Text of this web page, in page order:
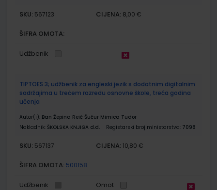
SKU: 567123 CIJENA: 8,00 €
ŠIFRA OMOTA:
Udžbenik
TIPTOES 3; udžbenik za engleski jezik s dodatnim digitalnim
sadržajima u trećem razredu osnovne škole, treća godina
učenja
Autor(i): Ban Žepina Reić Šućur Mimica Tudor
Nakladnik: ŠKOLSKA KNJIGA d.d. Registarski broj ministarstva: 7098
SKU: 567137 CIJENA: 10,80 €
ŠIFRA OMOTA: 500158
Udžbenik Omot